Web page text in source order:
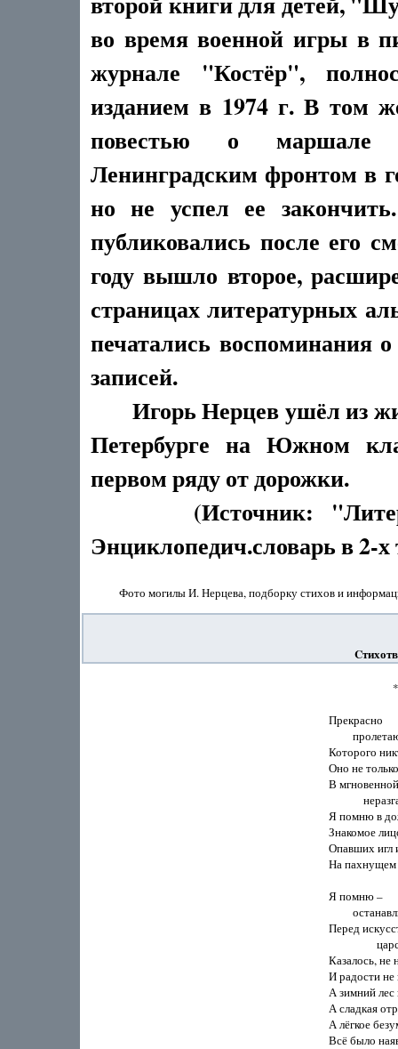
во время военной игры в
журнале "Костёр",
изданием в 1974 г. В том
повестью о маршале
Ленинградским фронтом в
но не успел ее
публиковались после его
году вышло второе,
страницах литературных
печатались воспоминания
записей.
Игорь Нерцев ушёл из
Петербурге на Южном
первом ряду от дорожки.
(Источник:
Энциклопедич.словарь в 2-
Фото могилы И. Нерцева, подборку стихов и
Прекрасно
Которого
Оно не
В
Я помню в
Знакомое
Опавших игл
На пахнущем
Я помню –
Перед
Казалось, не
И радости
А зимний лес
А сладкая
А лёгкое
Всё было